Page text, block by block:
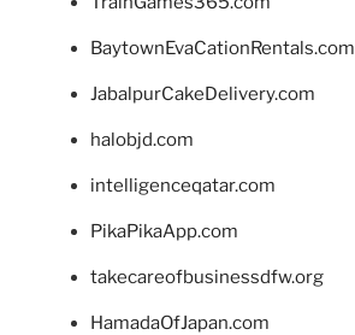
BaytownEvaCationRentals.com
JabalpurCakeDelivery.com
halobjd.com
intelligenceqatar.com
PikaPikaApp.com
takecareofbusinessdfw.org
HamadaOfJapan.com